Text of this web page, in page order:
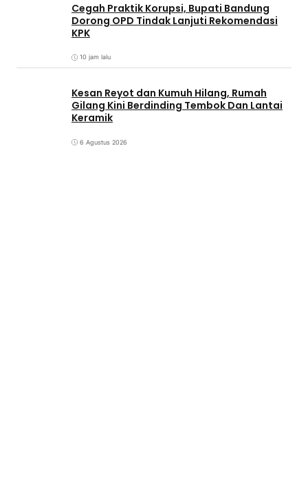
Cegah Praktik Korupsi, Bupati Bandung
Dorong OPD Tindak Lanjuti Rekomendasi
KPK
10 jam lalu
Kesan Reyot dan Kumuh Hilang, Rumah
Gilang Kini Berdinding Tembok Dan Lantai
Keramik
6 Agustus 2026